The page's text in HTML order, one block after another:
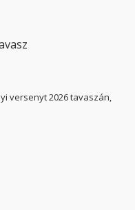
versenyt 2026 tavaszán,